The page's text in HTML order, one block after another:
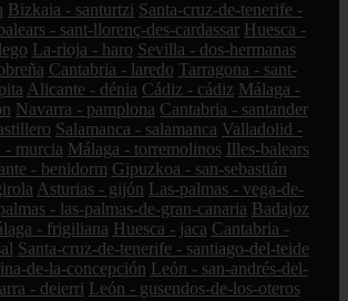
Bizkaia - santurtzi Santa-cruz-de-tenerife -
- sant-llorenç-des-cardassar Huesca -
La-rioja - haro Sevilla - dos-hermanas
Cantabria - laredo Tarragona - sant-
Alicante - dénia Cádiz - cádiz Málaga -
Navarra - pamplona Cantabria - santander
Salamanca - salamanca Valladolid -
- murcia Málaga - torremolinos Illes-balears
- benidorm Gipuzkoa - san-sebastián
Asturias - gijón Las-palmas - vega-de-
- las-palmas-de-gran-canaria Badajoz
- frigiliana Huesca - jaca Cantabria -
Santa-cruz-de-tenerife - santiago-del-teide
de-la-concepción León - san-andrés-del-
- deierri León - gusendos-de-los-oteros